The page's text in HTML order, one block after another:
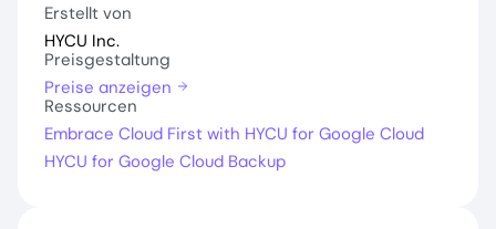
Erstellt von
HYCU Inc.
Preisgestaltung
Preise anzeigen
Ressourcen
Embrace Cloud First with HYCU for Google Cloud
HYCU for Google Cloud Backup